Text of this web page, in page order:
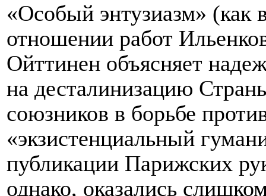
«Особый энтузиазм» (как
отношении работ
Ойттинен объясняет
на десталинизацию
союзников в борьбе
«экзистенциальный
публикации Парижских
однако, оказались